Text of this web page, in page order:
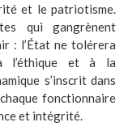
et le patriotisme.
qui gangrènent
: l’État ne tolérera
l’éthique et à la
s’inscrit dans
fonctionnaire
et intégrité.